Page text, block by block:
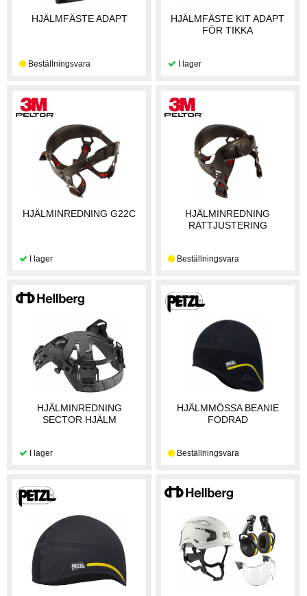
HJÄLMFÄSTE ADAPT
HJÄLMFÄSTE KIT ADAPT
FÖR TIKKA
HJÄLMINREDNING G22C
HJÄLMINREDNING
RATTJUSTERING
HJÄLMINREDNING
SECTOR HJÄLM
HJÄLMMÖSSA BEANIE
FODRAD